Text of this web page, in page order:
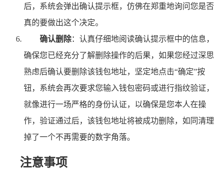
后，系统会弹出确认提示框，仿佛在郑重地询问您是否
真的要做出这个决定。
确认删除：认真仔细地阅读确认提示框中的信息，
确保您已经充分了解删除操作的后果，如果您经过深思
熟虑后确认要删除该钱包地址，坚定地点击“确定”按
钮，系统会再次要求您输入钱包密码或进行指纹验证，
就像进行一场严格的身份认证，以确保是您本人在操
作，验证通过后，该钱包地址将被成功删除，如同清理
掉了一个不再需要的数字角落。
注意事项